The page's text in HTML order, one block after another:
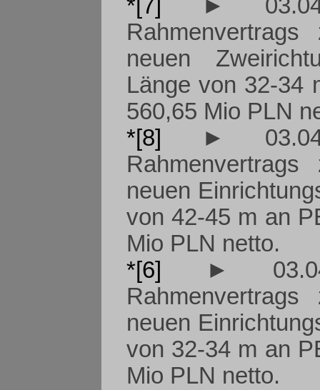
*[7]
►
neuen
Länge von 32-34
560,65 Mio PLN
*[8]
►
neuen
von 42-45 m an
Mio PLN netto.
*[6]
►
neuen
von 32-34 m an
Mio PLN netto.